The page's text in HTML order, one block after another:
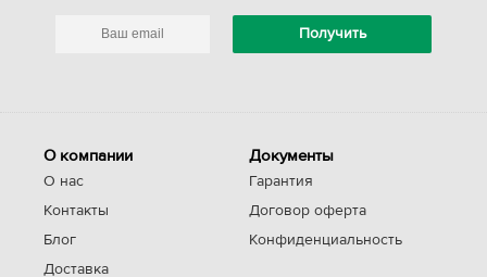
О компании
О нас
Контакты
Блог
Доставка
Документы
Гарантия
Договор оферта
Конфиденциальность